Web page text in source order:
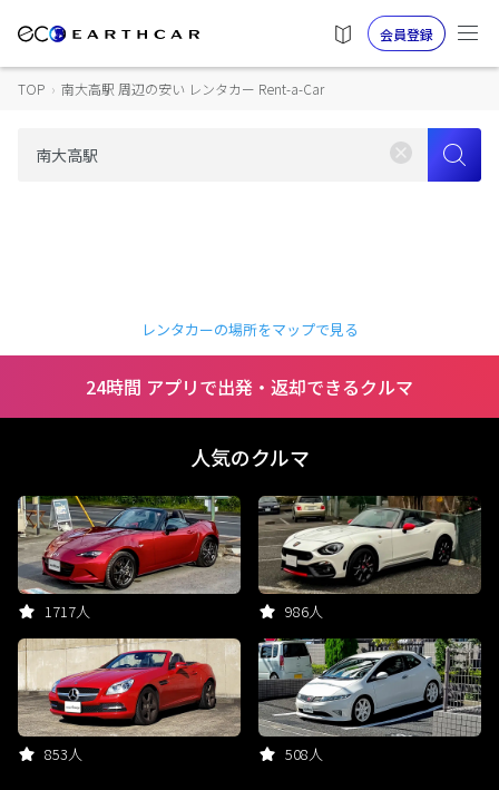
会員登録
TOP › 南大高駅 周辺の安い レンタカー Rent-a-Car
レンタカーの場所をマップで見る
24時間 アプリで出発・返却できるクルマ
人気のクルマ
1717人 986人
853人 508人